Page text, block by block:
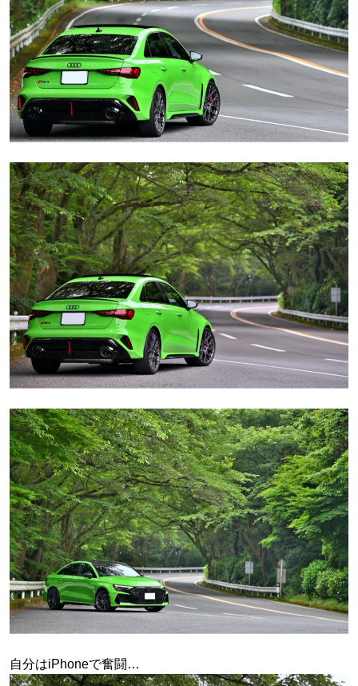
自分はiPhoneで奮闘…